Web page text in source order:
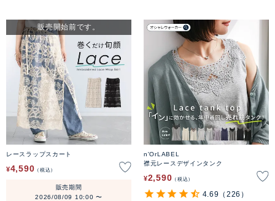
レースラップスカート
¥4,590 税込
販売開始前です。
販売期間
2026/08/09 10:00〜
n'OrLABEL
襟元レースデザインタンク
¥2,590 税込
4.69 （226）